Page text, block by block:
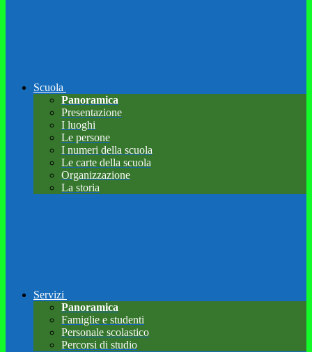
Scuola
Panoramica
Presentazione
I luoghi
Le persone
I numeri della scuola
Le carte della scuola
Organizzazione
La storia
Servizi
Panoramica
Famiglie e studenti
Personale scolastico
Percorsi di studio